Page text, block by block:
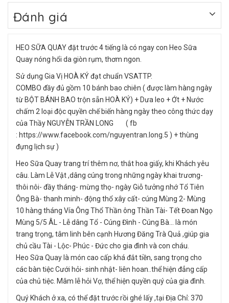
Đánh giá
HEO SỮA QUAY đặt trước 4 tiếng là có ngay con Heo Sữa
Quay nóng hổi da giòn rụm, thơm ngon.
Sử dụng Gia Vị HOÀ KÝ đạt chuẩn VSATTP.
COMBO đầy đủ gồm 10 bánh bao chiên ( được làm hàng ngày
từ BỘT BÁNH BAO trộn sẵn HOÀ KÝ) + Dưa leo + Ớt + Nước
chấm 2 loại độc quyền chế biến hàng ngày theo công thức dạy
của Thầy NGUYỄN TRẦN LONG ( fb
: https://www.facebook.com/nguyentran.long.5 ) + thùng
đựng lịch sự )
Heo Sữa Quay trang trí thêm nơ, thắt hoa giấy, khi Khách yêu
câu. Làm Lễ Vật ,dâng cúng trong những ngày khai trương-
thôi nôi- đầy tháng- mừng thọ- ngày Giỗ tưởng nhớ Tổ Tiên
Ông Bà- thanh minh- động thổ xây cất- cúng Mùng 2- Mùng
10 hàng tháng Vía Ông Thổ Thần ông Thần Tài- Tết Đoan Ngọ
Mùng 5/5 ÂL - Lễ dâng Tổ - Cúng Đình - Cúng Bà... là món
trang trọng, tâm linh bên cạnh Hương Đăng Trà Quả ,giúp gia
chủ cầu Tài - Lộc- Phúc - Đức cho gia đình và con cháu.
Heo Sữa Quay là món cao cấp khá đắt tiền, sang trọng cho
các bàn tiệc Cưới hỏi- sinh nhật- liên hoan..thể hiện đẳng cấp
của chủ tiệc. Mâm lễ hỏi Vợ, thể hiện quyền quý của gia đình.
Quý Khách ở xa, có thể đặt trước rồi ghé lấy ,tại Địa Chỉ: 370